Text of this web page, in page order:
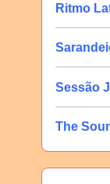
Ritmo
Sessão
The